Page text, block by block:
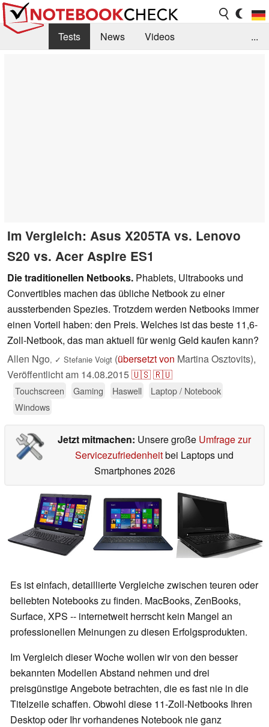
Tests News
Videos
...
Im Vergleich: Asus X205TA vs. Lenovo
S20 vs. Acer Aspire ES1
Die traditionellen Netbooks. Phablets, Ultrabooks und
Convertibles machen das übliche Netbook zu einer
aussterbenden Spezies. Trotzdem werden Netbooks immer
einen Vorteil haben: den Preis. Welches ist das beste 11,6-
Zoll-Netbook, das man aktuell für wenig Geld kaufen kann?
Allen Ngo, ✓ Stefanie Voigt (übersetzt von Martina Osztovits),
Veröffentlicht am 14.08.2015🇺🇸🇷🇺
Touchscreen Gaming Haswell
Laptop / Notebook
Windows
Jetzt mitmachen: Unsere große Umfrage zur
Servicezufriedenheitbei Laptops und
Smartphones 2026
Es ist einfach, detaillierte Vergleiche zwischen teuren oder
beliebten Notebooks zu finden. MacBooks, ZenBooks,
Surface, XPS -- internetweit herrscht kein Mangel an
professionellen Meinungen zu diesen Erfolgsprodukten.
Im Vergleich dieser Woche wollen wir von den besser
bekannten Modellen Abstand nehmen und drei
preisgünstige Angebote betrachten, die es fast nie in die
Titelzeile schaffen. Obwohl diese 11-Zoll-Netbooks Ihren
Desktop oder Ihr vorhandenes Notebook nie ganz